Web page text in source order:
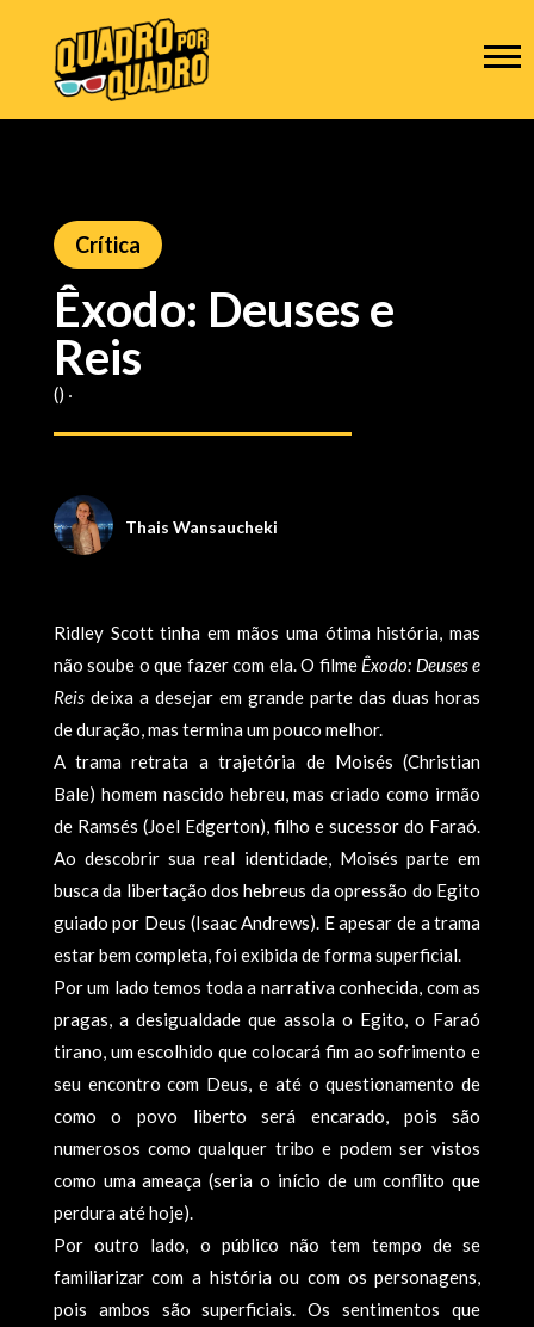
Crítica
Êxodo: Deuses e
Reis
() ‧
Thais Wansaucheki
Ridley Scott tinha em mãos uma ótima história, mas
não soube o que fazer com ela. O filme Êxodo: Deuses e
Reisdeixa a desejar em grande parte das duas horas
de duração, mas termina um pouco melhor.
A trama retrata a trajetória de Moisés (Christian
Bale) homem nascido hebreu, mas criado como irmão
de Ramsés (Joel Edgerton), filho e sucessor do Faraó.
Ao descobrir sua real identidade, Moisés parte em
busca da libertação dos hebreus da opressão do Egito
guiado por Deus (Isaac Andrews). E apesar de a trama
estar bem completa, foi exibida de forma superficial.
Por um lado temos toda a narrativa conhecida, com as
pragas, a desigualdade que assola o Egito, o Faraó
tirano, um escolhido que colocará fim ao sofrimento e
seu encontro com Deus, e até o questionamento de
como o povo liberto será encarado, pois são
numerosos como qualquer tribo e podem ser vistos
como uma ameaça (seria o início de um conflito que
perdura até hoje).
Por outro lado, o público não tem tempo de se
familiarizar com a história ou com os personagens,
pois ambos são superficiais. Os sentimentos que